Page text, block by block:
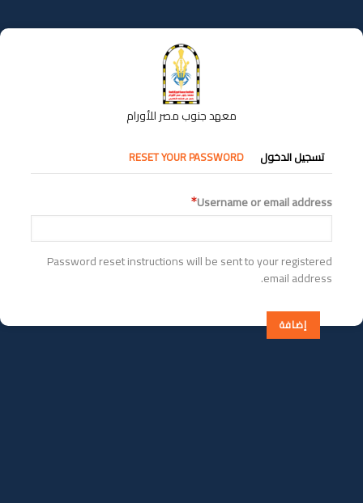
إلى
المحتوى
معهد جنوب مصر للأورام
التبويبات
الأساسية
تسجيل الدخول RESET YOUR PASSWORD
Username or email address
Password reset instructions will be sent to your registered
email address.